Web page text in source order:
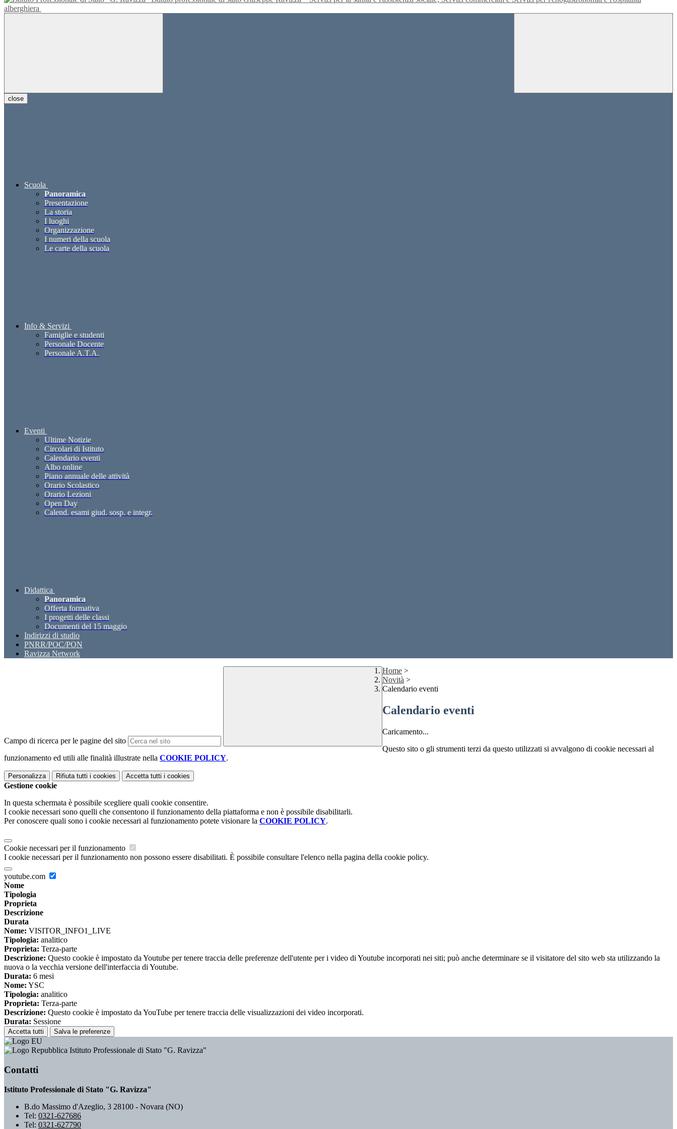
alberghiera
close
Scuola
Panoramica
Presentazione
La storia
I luoghi
Organizzazione
I numeri della scuola
Le carte della scuola
Info & Servizi
Famiglie e studenti
Personale Docente
Personale A.T.A.
Eventi
Ultime Notizie
Circolari di Istituto
Calendario eventi
Albo online
Piano annuale delle attività
Orario Scolastico
Orario Lezioni
Open Day
Calend. esami giud. sosp. e integr.
Didattica
Panoramica
Offerta formativa
I progetti delle classi
Documenti del 15 maggio
Indirizzi di studio
PNRR/POC/PON
Ravizza Network
Campo di ricerca per le pagine del sito
Home >
Novità >
Calendario eventi
Calendario eventi
Caricamento...
Questo sito o gli strumenti terzi da questo utilizzati si avvalgono di cookie necessari al
funzionamento ed utili alle finalità illustrate nella COOKIE POLICY.
Personalizza Rifiuta tutti i cookies Accetta tutti i cookies
Gestione cookie
In questa schermata è possibile scegliere quali cookie consentire.
I cookie necessari sono quelli che consentono il funzionamento della piattaforma e non è possibile disabilitarli.
Per conoscere quali sono i cookie necessari al funzionamento potete visionare la COOKIE POLICY.
Cookie necessari per il funzionamento
I cookie necessari per il funzionamento non possono essere disabilitati. È possibile consultare l'elenco nella pagina della cookie policy.
youtube.com
Nome
Tipologia
Proprieta
Descrizione
Durata
Nome: VISITOR_INFO1_LIVE
Tipologia: analitico
Proprieta: Terza-parte
Descrizione: Questo cookie è impostato da Youtube per tenere traccia delle preferenze dell'utente per i video di Youtube incorporati nei siti; può anche determinare se il visitatore del sito web sta utilizzando la
nuova o la vecchia versione dell'interfaccia di Youtube.
Durata: 6 mesi
Nome: YSC
Tipologia: analitico
Proprieta: Terza-parte
Descrizione: Questo cookie è impostato da YouTube per tenere traccia delle visualizzazioni dei video incorporati.
Durata: Sessione
Accetta tutti Salva le preferenze
Istituto Professionale di Stato "G. Ravizza"
Contatti
Istituto Professionale di Stato "G. Ravizza"
B.do Massimo d'Azeglio, 3 28100 - Novara (NO)
Tel: 0321-627686
Tel: 0321-627790